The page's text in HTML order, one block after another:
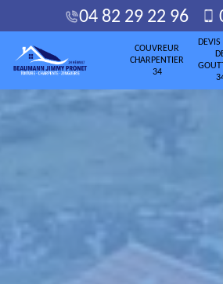
04 82 29 22 96
COUVREUR
CHARPENTIER
34
DEVIS